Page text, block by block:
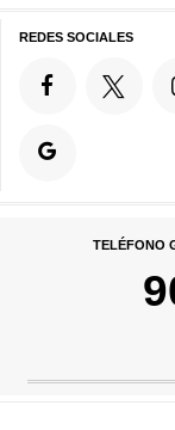
REDES SOCIALES
TELÉFONO